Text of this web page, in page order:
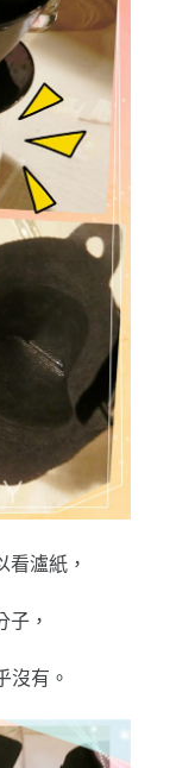
看瀘紙，
子，
沒有。